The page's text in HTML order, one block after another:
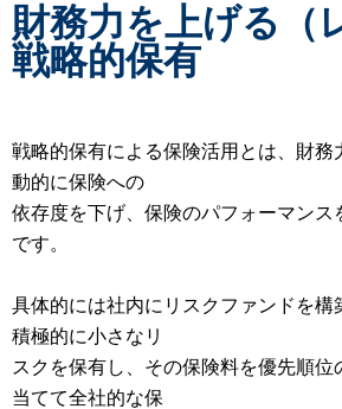
財務力を上げる（
戦略的保有
戦略的保有による保険活用とは、財務
動的に保険への
依存度を下げ、保険のパフォーマンス
です。
具体的には社内にリスクファンドを構
積極的に小さなリ
スクを保有し、その保険料を優先順位
当てて全社的な保